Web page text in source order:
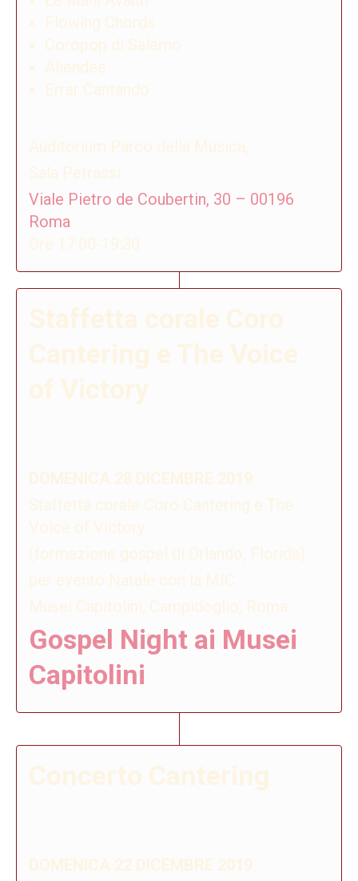
Flowing Chords
Coropop di Salerno
Aliendee
Errar Cantando
Auditorium Parco della Musica,
Sala Petrassi
Viale Pietro de Coubertin, 30 – 00196
Roma
Ore 17:00-19:30
Staffetta corale Coro
Cantering e The Voice
of Victory
DOMENICA 28 DICEMBRE 2019
Staffetta corale Coro Cantering e The
Voice of Victory
(formazione gospel di Orlando, Florida)
per evento Natale con la MIC
Musei Capitolini, Campidoglio, Roma
Gospel Night ai Musei
Capitolini
Concerto Cantering
DOMENICA 22 DICEMBRE 2019